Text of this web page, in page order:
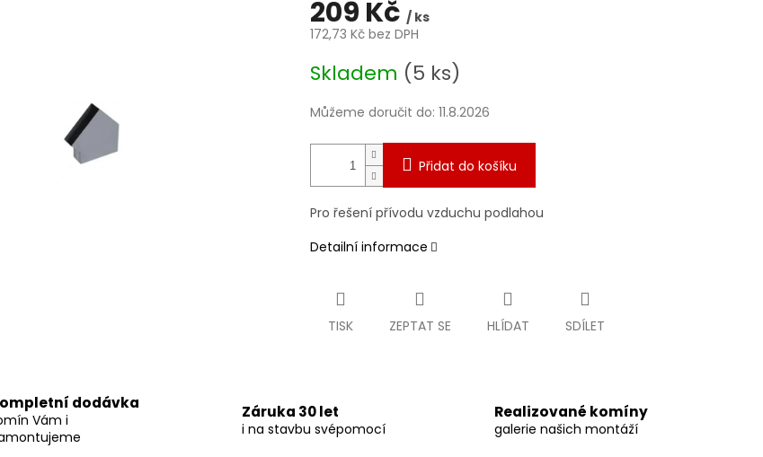
209 Kč / ks
172,73 Kč bez DPH
cena:
Skladem (5 ks)
Můžeme doručit do: 11.8.2026
Přidat do košíku
Pro řešení přívodu vzduchu podlahou
Detailní informace
TISK ZEPTAT SE HLÍDAT SDÍLET
dodávka
Vám i
Záruka 30 let
i na stavbu svépomocí
Realizované komíny
galerie našich montáží